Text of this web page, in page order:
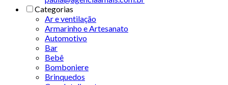
Categorias
Ar e ventilação
Armarinho e Artesanato
Automotivo
Bar
Bebê
Bomboniere
Brinquedos